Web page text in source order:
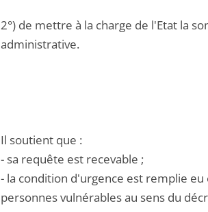
2°) de mettre à la charge de l'Etat la
administrative.
Il soutient que :
- sa requête est recevable ;
- la condition d'urgence est remplie
personnes vulnérables au sens du